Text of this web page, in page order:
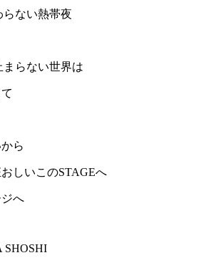
らない熱帯夜
らない世界は
ら
しいこのSTAGEへ
へ
SHOSHI